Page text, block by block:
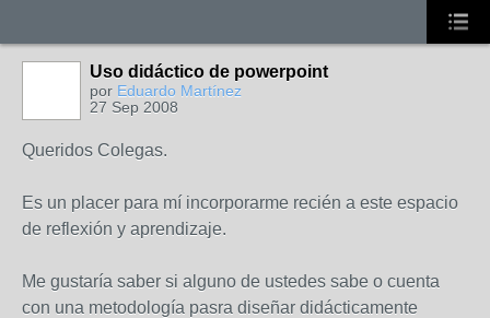
Uso didáctico de powerpoint
por Eduardo Martínez
27 Sep 2008
Queridos Colegas.
Es un placer para mí incorporarme recién a este espacio
de reflexión y aprendizaje.
Me gustaría saber si alguno de ustedes sabe o cuenta
con una metodología pasra diseñar didácticamente